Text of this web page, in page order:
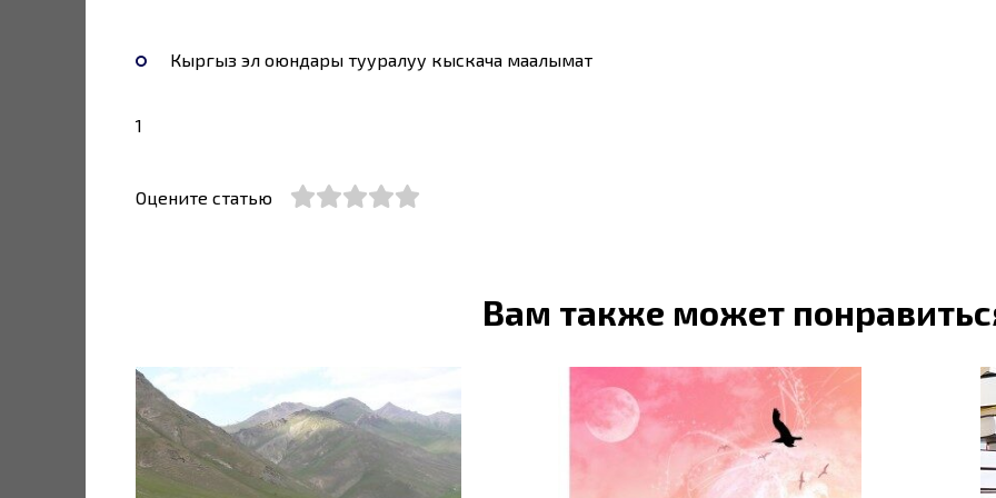
Кыргыз эл оюндары тууралуу кыскача маалымат
1
Оцените статью
Вам также может